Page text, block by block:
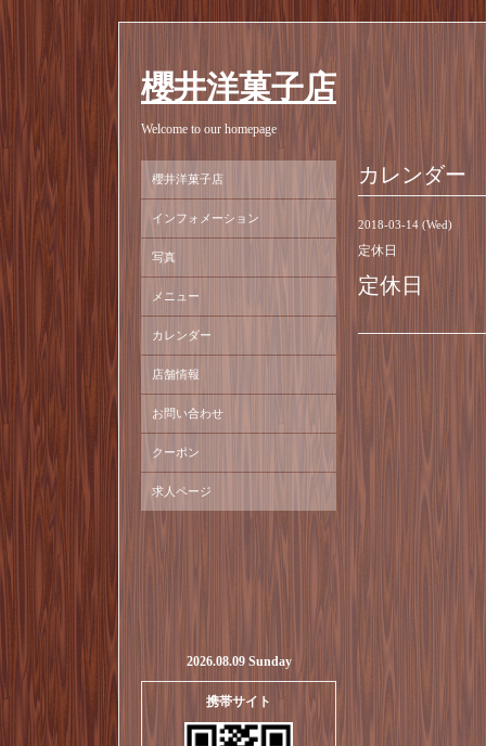
櫻井洋菓子店
Welcome to our homepage
カレンダー
2018-03-14 (Wed)
定休日
定休日
櫻井洋菓子店
インフォメーション
写真
メニュー
カレンダー
店舗情報
お問い合わせ
クーポン
求人ページ
2026.08.09 Sunday
携帯サイト